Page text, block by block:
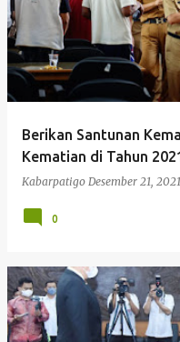
Berikan Santunan
Kematian di Tahun
Kabarpatigo Desember 21, 2021
0